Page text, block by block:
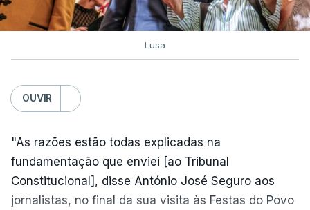
Lusa
OUVIR
"As razões estão todas explicadas na
fundamentação que enviei [ao Tribunal
Constitucional], disse António José Seguro aos
jornalistas, no final da sua visita às Festas do Povo